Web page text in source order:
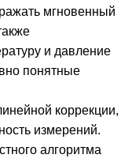
мгновенный
и давление
понятные
коррекции,
измерений.
алгоритма